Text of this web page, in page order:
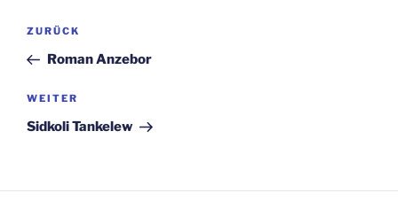
Beitragsnavigation
Vorheriger
Beitrag
ZURÜCK
Roman Anzebor
Nächster
Beitrag
WEITER
Sidkoli Tankelew